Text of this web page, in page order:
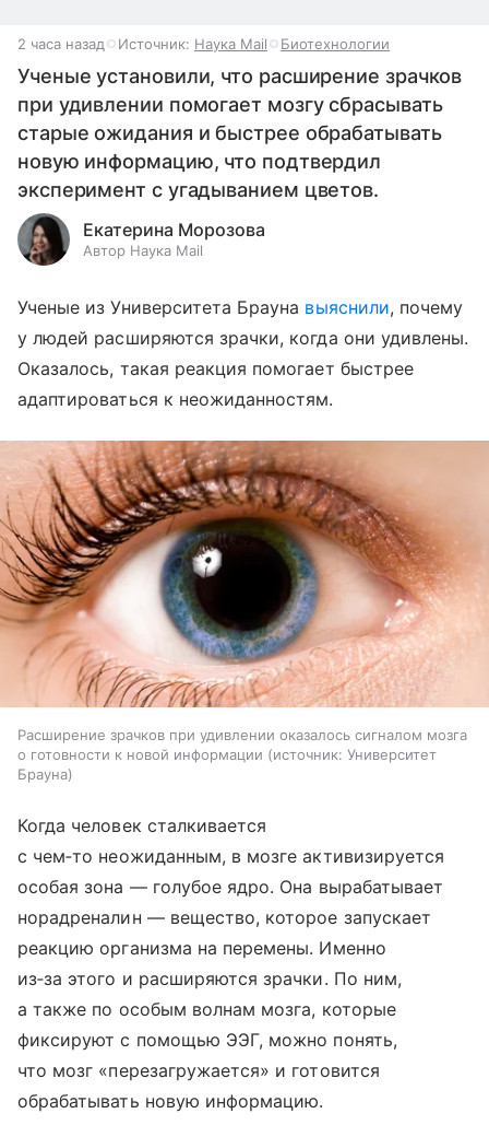
2 часа назад Источник: Наука Mail Биотехнологии
Ученые установили, что расширение зрачков
при удивлении помогает мозгу сбрасывать
старые ожидания и быстрее обрабатывать
новую информацию, что подтвердил
эксперимент с угадыванием цветов.
Екатерина Морозова
Автор Наука Mail
Ученые из Университета Брауна выяснили, почему
у людей расширяются зрачки, когда они удивлены.
Оказалось, такая реакция помогает быстрее
адаптироваться к неожиданностям.
Расширение зрачков при удивлении оказалось сигналом мозга
о готовности к новой информации
источник: Университет
Брауна
Когда человек сталкивается
с чем‑то неожиданным, в мозге активизируется
особая зона — голубое ядро. Она вырабатывает
норадреналин — вещество, которое запускает
реакцию организма на перемены. Именно
из‑за этого и расширяются зрачки. По ним,
а также по особым волнам мозга, которые
фиксируют с помощью ЭЭГ, можно понять,
что мозг «перезагружается» и готовится
обрабатывать новую информацию.